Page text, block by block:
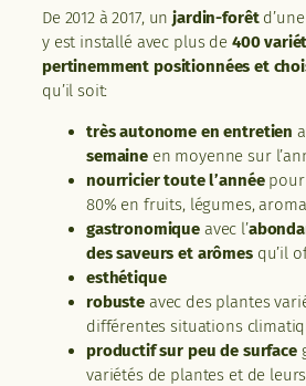
De 2012 à 2017, unjardin-forêt
y est installé avec plus de 400
pertinemment positionnées et
qu’il soit:
très autonome en entretien
semaineen moyenne sur
nourricier toute l’année
80% en fruits, légumes,
gastronomique avec l’
des saveurs et arômesqu’il
esthétique
robusteavec des plantes
différentes situations
productif sur peu de surface
variétés de plantes et de